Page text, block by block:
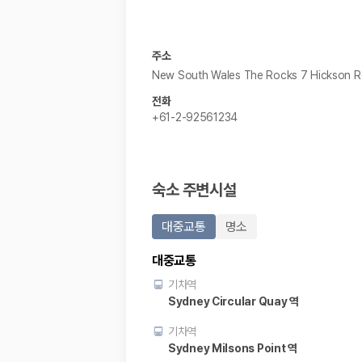
주소
New South Wales The Rocks 7 Hickson
전화
+61-2-92561234
숙소 주변시설
대중교통 명소
대중교통
기차역
Sydney Circular Quay 역
기차역
Sydney Milsons Point 역